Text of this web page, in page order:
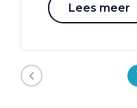
Lees meer